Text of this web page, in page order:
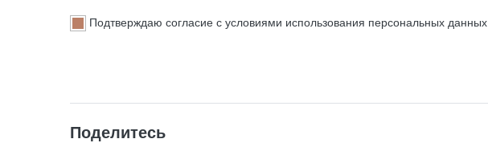
Подтверждаю согласие с условиями использования персональных данных
Поделитесь